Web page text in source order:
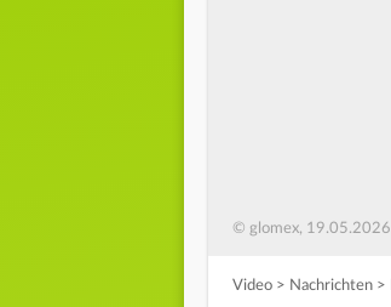
© glomex, 19.05.2026
Video > Nachrichten >